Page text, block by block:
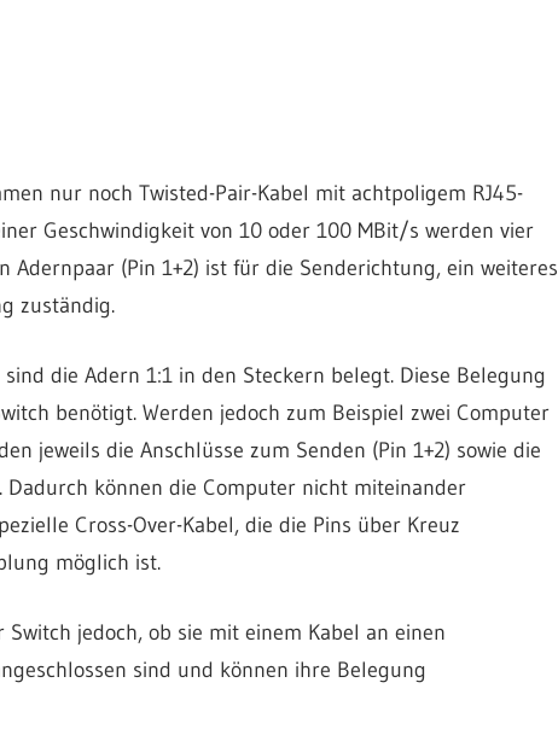
nur noch Twisted-Pair-Kabel mit achtpoligem RJ45-
Geschwindigkeit von 10 oder 100 MBit/s werden vier
(Pin 1+2) ist für die Senderichtung, ein weiteres
zuständig.
die Adern 1:1 in den Steckern belegt. Diese Belegung
benötigt. Werden jedoch zum Beispiel zwei Computer
jeweils die Anschlüsse zum Senden (Pin 1+2) sowie die
können die Computer nicht miteinander
Cross-Over-Kabel, die die Pins über Kreuz
möglich ist.
jedoch, ob sie mit einem Kabel an einen
sind und können ihre Belegung